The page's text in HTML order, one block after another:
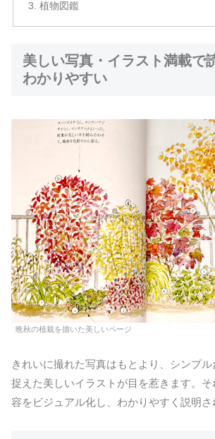
植物図鑑
美しい写真・イラスト満載で
わかりやすい
晩秋の植栽を描いた美しいページ
きれいに撮れた写真はもとより、シンプル
捉えた美しいイラストが目を惹きます。
容をビジュアル化し、わかりやすく説明さ